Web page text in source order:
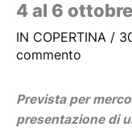
4 al 6 ottobre
IN COPERTINA /
commento
Prevista per
presentazione di